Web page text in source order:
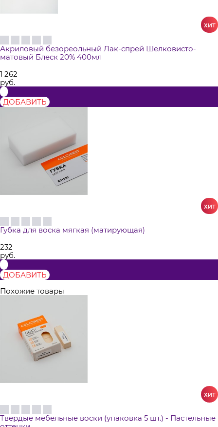
Акриловый безореольный Лак-спрей Шелковисто-
матовый Блеск 20% 400мл
1 262
руб.
ДОБАВИТЬ
Губка для воска мягкая (матирующая)
232
руб.
ДОБАВИТЬ
Похожие товары
Твердые мебельные воски (упаковка 5 шт.) - Пастельные